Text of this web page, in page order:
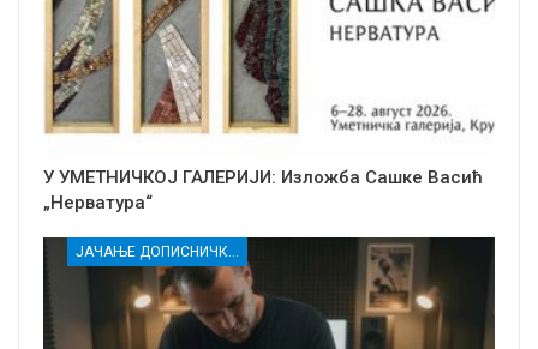
У УМЕТНИЧКОЈ ГАЛЕРИЈИ: Изложба Сашке Васић
„Нерватура“
ЈАЧАЊЕ ДОПИСНИЧКЕ МРЕЖЕ НЕЗАВИСНИХ МЕДИЈА У РАСИНСКОМ ОКРУГУ